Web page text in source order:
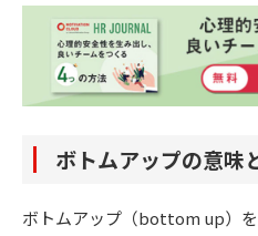
ボトムアップの意味
ボトムアップ（bottom up）を